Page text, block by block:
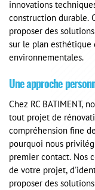
innovations
construction durable.
proposer des
sur le plan esthétique
environnementales.
Une approche
Chez RC BATIMENT,
tout projet de
compréhension fine
pourquoi nous
premier contact. Nos
de votre projet,
proposer des